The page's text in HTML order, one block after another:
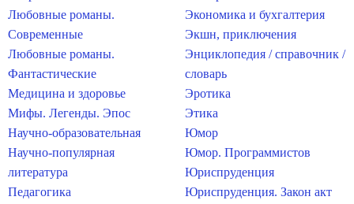
Любовные романы.
Современные
Любовные романы.
Фантастические
Медицина и здоровье
Мифы. Легенды. Эпос
Научно-образовательная
Научно-популярная
литература
Педагогика
Экономика и бухгалтерия
Экшн, приключения
Энциклопедия / справочник /
словарь
Эротика
Этика
Юмор
Юмор. Программистов
Юриспруденция
Юриспруденция. Закон акт